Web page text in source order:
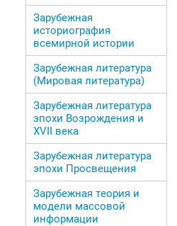
Зарубежная
историография
всемирной истории
Зарубежная литература
(Мировая литература)
Зарубежная литература
эпохи Возрождения и
ХVII века
Зарубежная литература
эпохи Просвещения
Зарубежная теория и
модели массовой
информации